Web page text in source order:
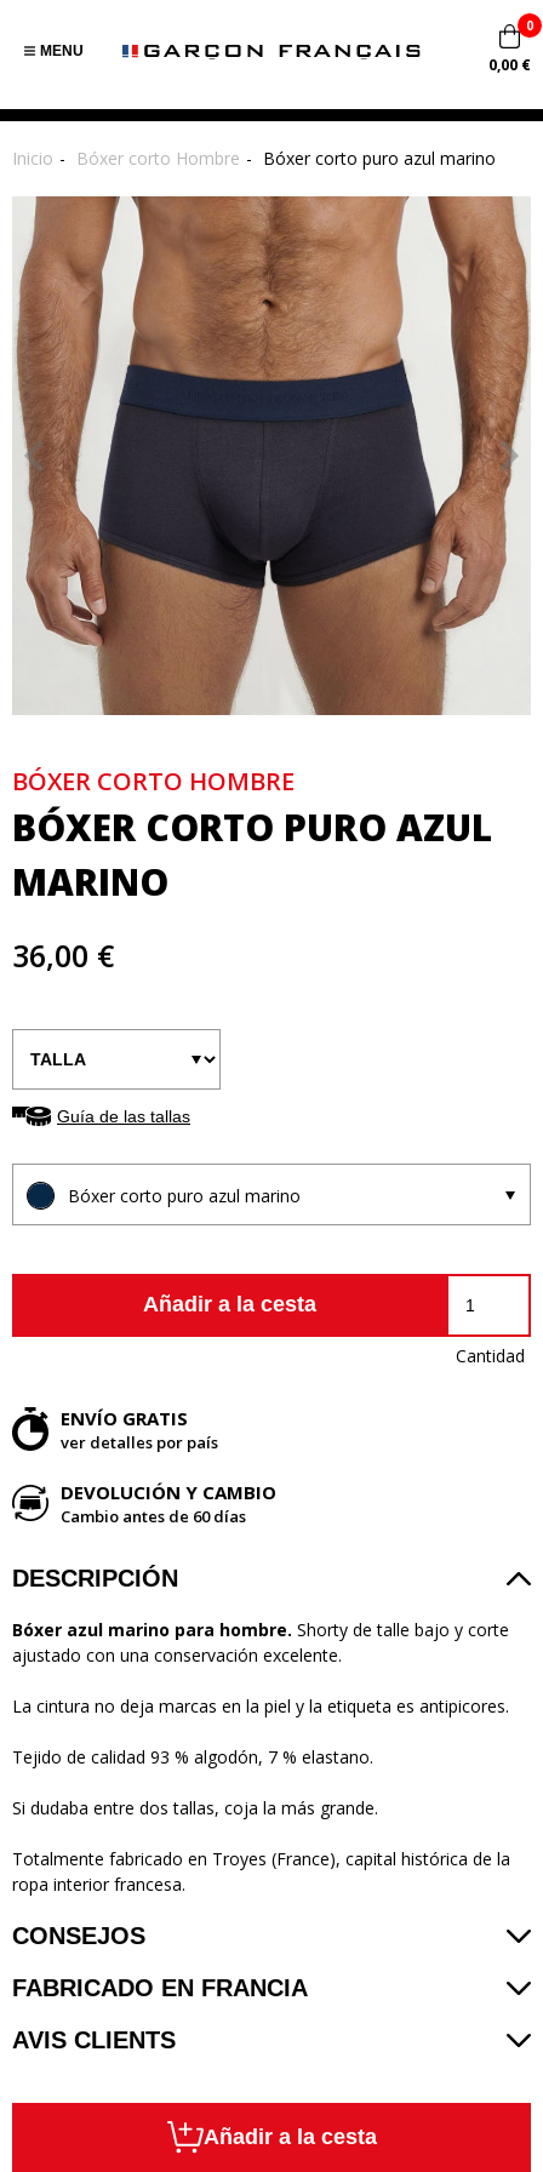
MENU
0
0,00 €
Inicio Bóxer corto Hombre Bóxer corto puro azul marino
BÓXER CORTO HOMBRE
BÓXER CORTO PURO AZUL
MARINO
36,00 €
Guía de las tallas
Bóxer corto puro azul marino
Añadir a la cesta
Cantidad
ENVÍO GRATIS
ver detalles por país
DEVOLUCIÓN Y CAMBIO
Cambio antes de 60 días
DESCRIPCIÓN
Bóxer azul marino para hombre. Shorty de talle bajo y corte
ajustado con una conservación excelente.
La cintura no deja marcas en la piel y la etiqueta es antipicores.
Tejido de calidad 93 % algodón, 7 % elastano.
Si dudaba entre dos tallas, coja la más grande.
Totalmente fabricado en Troyes (France), capital histórica de la
ropa interior francesa.
CONSEJOS
FABRICADO EN FRANCIA
AVIS CLIENTS
Añadir a la cesta